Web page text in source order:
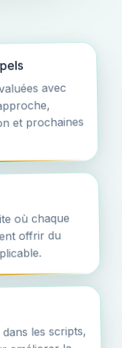
avec
et prochaines
où chaque
offrir du
les scripts,